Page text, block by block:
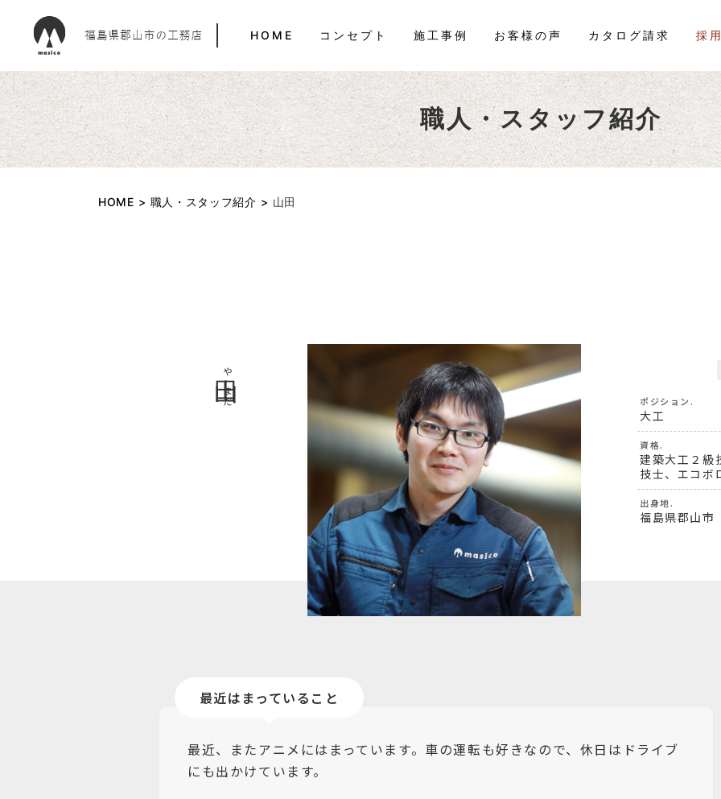
HOME コンセプト 施工事例 お客様の声 カタログ請求 採
職人・スタッフ紹介
HOME 職人・スタッフ紹介 山田
やまだ ポジション.
大工
資格.
建築大工２級
技士、エコボ
出身地.
福島県郡山市
最近はまっていること
最近、またアニメにはまっています。車の運転も好きなので、休日はドライブ
にも出かけています。